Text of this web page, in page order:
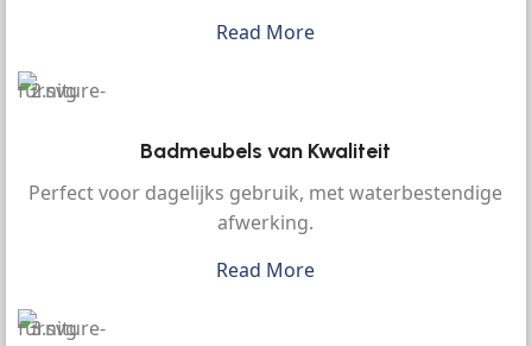
Read More
Badmeubels van Kwaliteit
Perfect voor dagelijks gebruik, met waterbestendige
afwerking.
Read More